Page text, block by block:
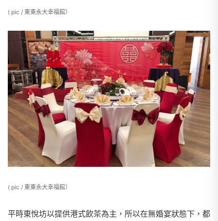
( pic / 東東永大幸福館）
( pic / 東東永大幸福館）
平時東悅坊以提供港式飲茶為主，所以在無婚宴狀態下，都